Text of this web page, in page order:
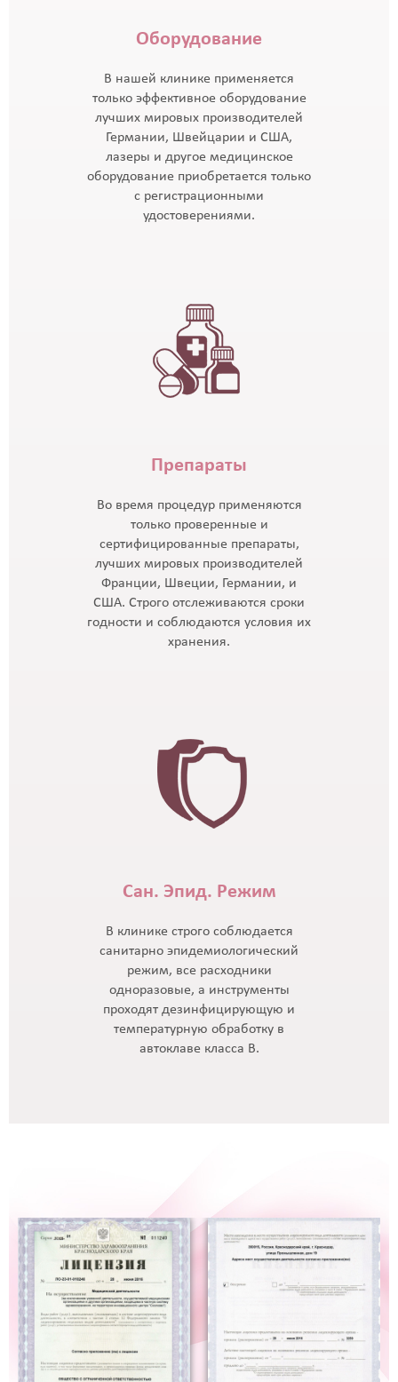
Оборудование
В нашей клинике применяется
только эффективное оборудование
лучших мировых производителей
Германии, Швейцарии и США,
лазеры и другое медицинское
оборудование приобретается только
с регистрационными
удостоверениями.
Препараты
Во время процедур применяются
только проверенные и
сертифицированные препараты,
лучших мировых производителей
Франции, Швеции, Германии, и
США. Строго отслеживаются сроки
годности и соблюдаются условия их
хранения.
Сан. Эпид. Режим
В клинике строго соблюдается
санитарно эпидемиологический
режим, все расходники
одноразовые, а инструменты
проходят дезинфицирующую и
температурную обработку в
автоклаве класса В.